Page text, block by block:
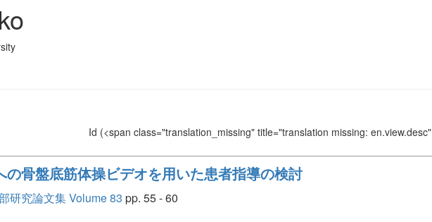
Id (<span class="translation_missing" title="translation missing:
骨盤底筋体操ビデオを用いた患者指導の検討
研究論文集 Volume 83 pp. 55 - 60